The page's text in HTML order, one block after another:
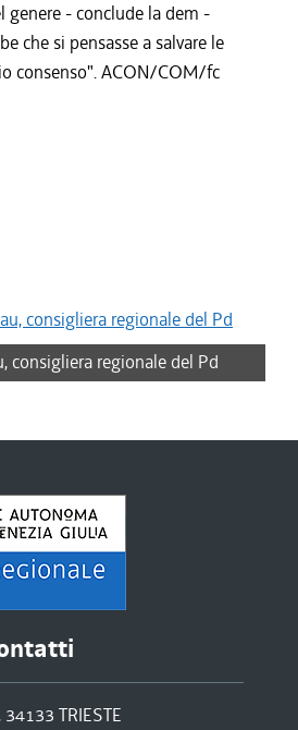
genere - conclude la dem -
che si pensasse a salvare le
consenso". ACON/COM/fc
consigliera regionale del Pd
TRIESTE